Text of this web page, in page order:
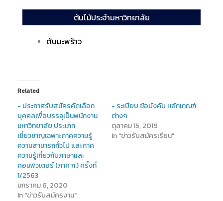
ต้นไม้ประจำมหาวิทยาลัย
ต้นมะพร้าว
Related
- ประกาศรับสมัครคัดเลือก
บุคคลเพื่อบรรจุเป็นพนักงาน
มหาวิทยาลัย ประเภท
เชี่ยวชาญเฉพาะภาคความรู้
ความสามารถทั่วไป และภาค
ความรู้เกี่ยวกับภาษาและ
คอมพิวเตอร์ (ภาค ก.) ครั้งที่
1/2563
มกราคม 6, 2020
In "ข่าวรับสมัครงาน"
- ระเบียบ ข้อบังคับ หลักเกณฑ์
ต่างๆ
ตุลาคม 15, 2019
In "ข่าวรับสมัครเรียน"